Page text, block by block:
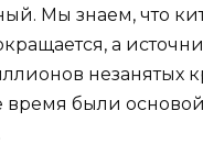
Мы знаем, что
а
незанятых
время были